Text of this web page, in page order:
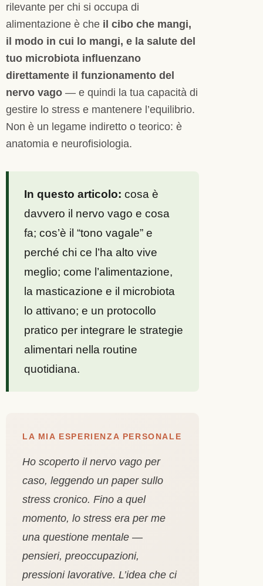
rilevante per chi si occupa di
alimentazione è che il cibo che mangi,
il modo in cui lo mangi, e la salute del
tuo microbiota influenzano
direttamente il funzionamento del
nervo vago — e quindi la tua capacità di
gestire lo stress e mantenere l’equilibrio.
Non è un legame indiretto o teorico: è
anatomia e neurofisiologia.
In questo articolo: cosa è
davvero il nervo vago e cosa
fa; cos’è il “tono vagale” e
perché chi ce l’ha alto vive
meglio; come l’alimentazione,
la masticazione e il microbiota
lo attivano; e un protocollo
pratico per integrare le strategie
alimentari nella routine
quotidiana.
LA MIA ESPERIENZA PERSONALE
Ho scoperto il nervo vago per
caso, leggendo un paper sullo
stress cronico. Fino a quel
momento, lo stress era per me
una questione mentale —
pensieri, preoccupazioni,
pressioni lavorative. L’idea che ci